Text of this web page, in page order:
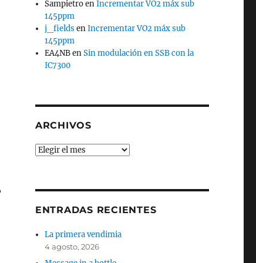
SampietroenIncrementar VO2 máx sub
145ppm
j_fields enIncrementar VO2 máx sub
145ppm
EA4NBenSin modulación en SSB con la
IC7300
ARCHIVOS
Archivos
ENTRADAS RECIENTES
La primera vendimia
4 agosto, 2026